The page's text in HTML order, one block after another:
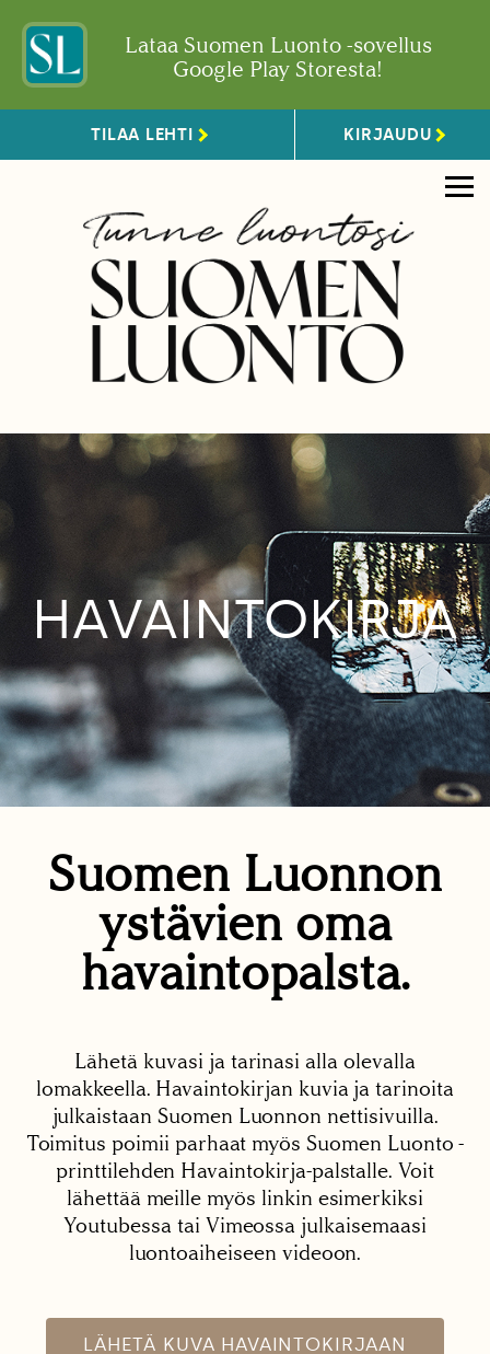
Lataa Suomen Luonto -sovellus
Google Play Storesta!
TILAA LEHTI KIRJAUDU
HAVAINTOKIRJA
Suomen Luonnon
ystävien oma
havaintopalsta.
Lähetä kuvasi ja tarinasi alla olevalla
lomakkeella. Havaintokirjan kuvia ja tarinoita
julkaistaan Suomen Luonnon nettisivuilla.
Toimitus poimii parhaat myös Suomen Luonto -
printtilehden Havaintokirja-palstalle. Voit
lähettää meille myös linkin esimerkiksi
Youtubessa tai Vimeossa julkaisemaasi
luontoaiheiseen videoon.
LÄHETÄ KUVA HAVAINTOKIRJAAN